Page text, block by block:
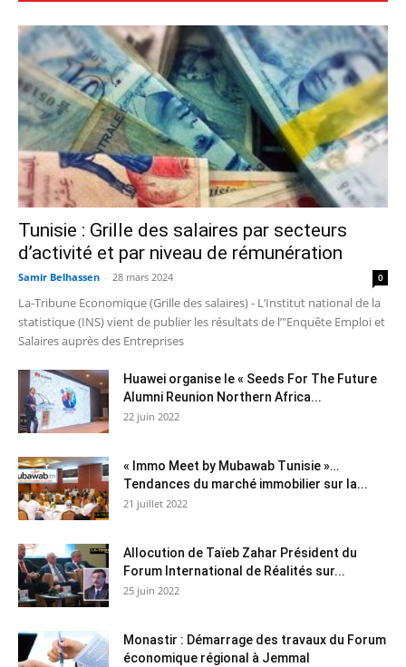
Tunisie : Grille des salaires par secteurs
d’activité et par niveau de rémunération
Samir Belhassen - 28 mars 2024 0
La-Tribune Economique (Grille des salaires) - L’Institut national de la
statistique (INS) vient de publier les résultats de l’"Enquête Emploi et
Salaires auprès des Entreprises
Huawei organise le « Seeds For The Future
Alumni Reunion Northern Africa...
22 juin 2022
« Immo Meet by Mubawab Tunisie »…
Tendances du marché immobilier sur la...
21 juillet 2022
Allocution de Taïeb Zahar Président du
Forum International de Réalités sur...
25 juin 2022
Monastir : Démarrage des travaux du Forum
économique régional à Jemmal